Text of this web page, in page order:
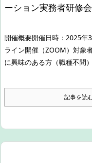
ーション実務者研修
開催概要開催日時：2025
ライン開催（ZOOM） 対象
に興味のある方（職種不問）
記事を読